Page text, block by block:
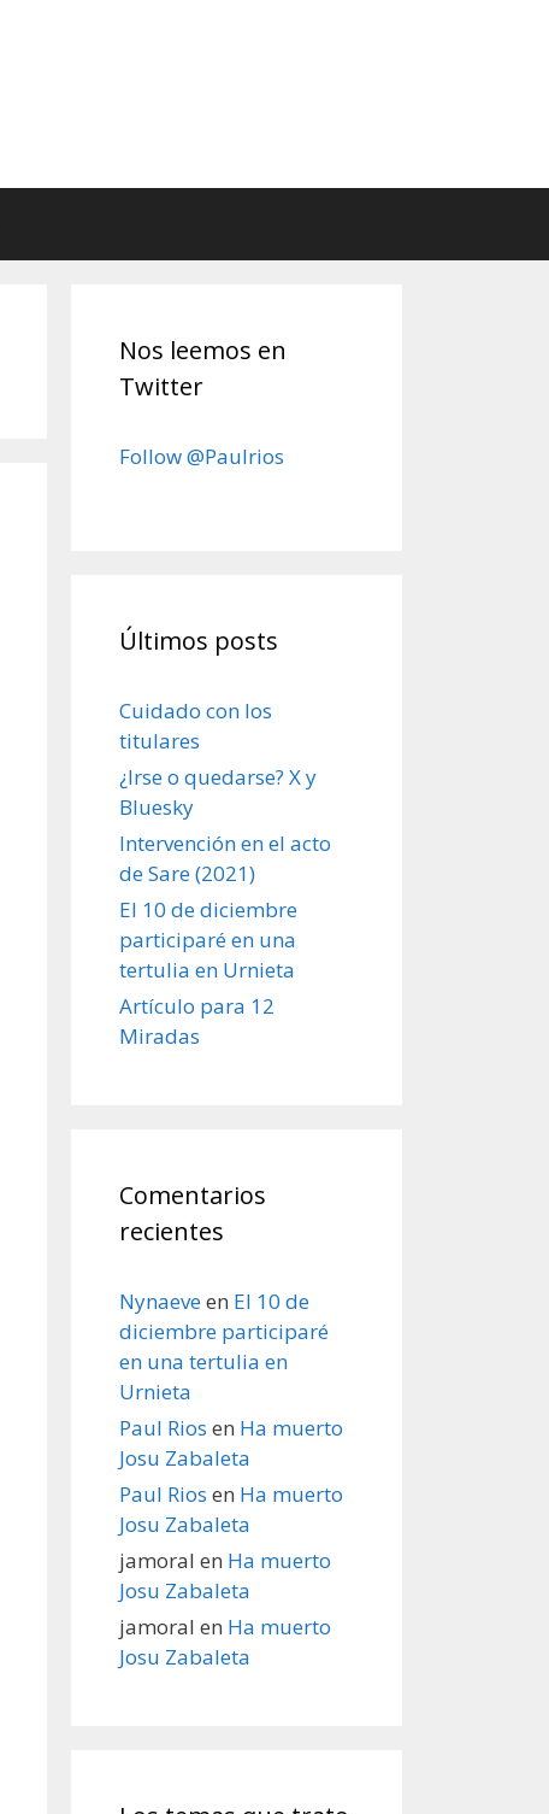
Nos leemos en
Twitter
Follow @Paulrios
Últimos posts
Cuidado con los
titulares
¿Irse o quedarse? X y
Bluesky
Intervención en el acto
de Sare (2021)
El 10 de diciembre
participaré en una
tertulia en Urnieta
Artículo para 12
Miradas
Comentarios
recientes
Nynaeveen El 10 de
diciembre participaré
en una tertulia en
Urnieta
Paul Rios en Ha muerto
Josu Zabaleta
Paul Rios en Ha muerto
Josu Zabaleta
jamoral en Ha muerto
Josu Zabaleta
jamoral en Ha muerto
Josu Zabaleta